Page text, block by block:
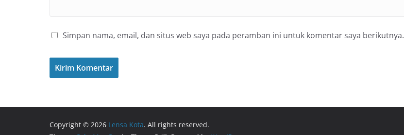
Simpan nama, email, dan situs web saya pada peramban ini untuk komentar saya berikutnya.
Copyright © 2026 Lensa Kota. All rights reserved.